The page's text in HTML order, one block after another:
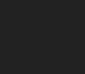
næste trin din